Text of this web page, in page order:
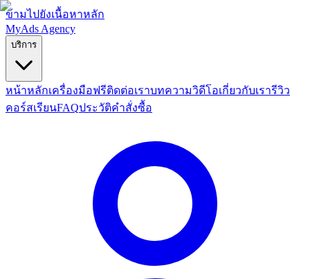
ข้ามไปยังเนื้อหาหลัก
MyAds Agency
บริการ
หน้าหลักเครื่องมือฟรีติดต่อเราบทความวิดีโอเกี่ยวกับเรารีวิว
คอร์สเรียนFAQประวัติคำสั่งซื้อ